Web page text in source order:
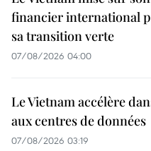
financier international
sa transition verte
07/08/2026 04:00
Le Vietnam accélère
aux centres de données
07/08/2026 03:19